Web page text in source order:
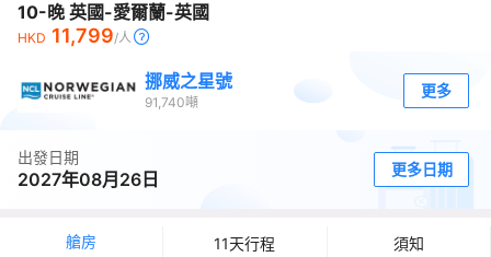
10-晚 英國-愛爾蘭-英國
HKD 11,799/人
挪威之星號
91,740噸
更多
出發日期
2027年08月26日 更多日期
艙房 11天行程 須知